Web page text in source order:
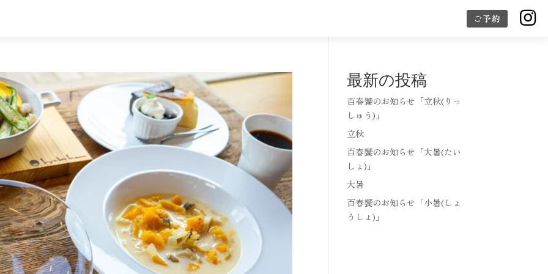
ご予約 
最新の投稿
百春饗のお知らせ「立秋(りっ
しゅう)」
立秋
百春饗のお知らせ「大暑(たい
しょ)」
大暑
百春饗のお知らせ「小暑(しょ
うしょ)」